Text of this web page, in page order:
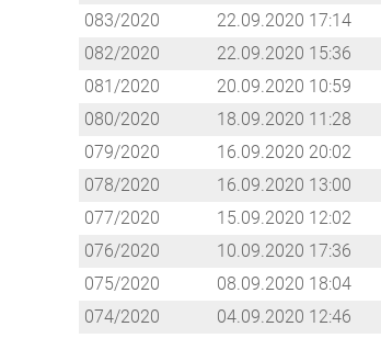
083/2020
22.09.2020 17:14
082/2020
22.09.2020 15:36
081/2020
20.09.2020 10:59
080/2020
18.09.2020 11:28
079/2020
16.09.2020 20:02
078/2020
16.09.2020 13:00
077/2020
15.09.2020 12:02
076/2020
10.09.2020 17:36
075/2020
08.09.2020 18:04
074/2020
04.09.2020 12:46